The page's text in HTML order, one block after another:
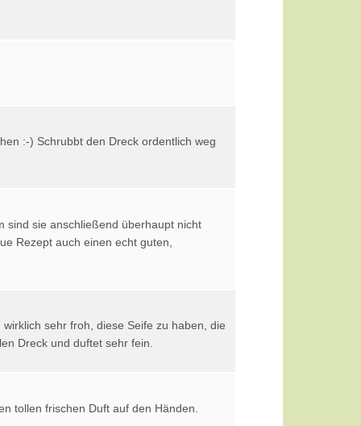
:-) Schrubbt den Dreck ordentlich weg
sind sie anschließend überhaupt nicht
Rezept auch einen echt guten,
sehr froh, diese Seife zu haben, die
Dreck und duftet sehr fein.
tollen frischen Duft auf den Händen.